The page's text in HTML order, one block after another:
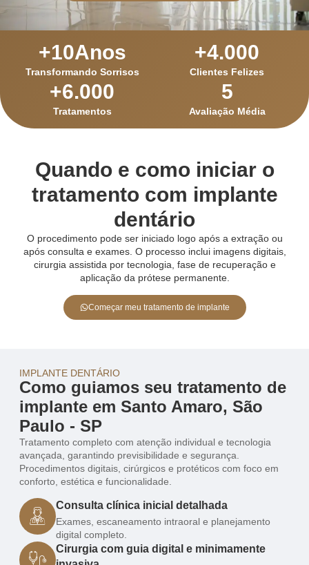
Transformando Sorrisos
+10Anos
Clientes Felizes
+4.000
Tratamentos
+6.000
Avaliação Média
5
Quando e como iniciar o
tratamento com implante
dentário
O procedimento pode ser iniciado logo após a extração ou
após consulta e exames. O processo inclui imagens digitais,
cirurgia assistida por tecnologia, fase de recuperação e
aplicação da prótese permanente.
Começar meu tratamento de implante
IMPLANTE DENTÁRIO
Como guiamos seu tratamento de
implante em Santo Amaro, São
Paulo - SP
Tratamento completo com atenção individual e tecnologia
avançada, garantindo previsibilidade e segurança.
Procedimentos digitais, cirúrgicos e protéticos com foco em
conforto, estética e funcionalidade.
Consulta clínica inicial detalhada
Exames, escaneamento intraoral e planejamento
digital completo.
Cirurgia com guia digital e minimamente